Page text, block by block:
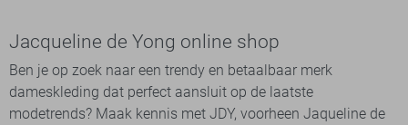
Jacqueline de Yong online shop
Ben je op zoek naar een trendy en betaalbaar merk
dameskleding dat perfect aansluit op de laatste
modetrends? Maak kennis met JDY, voorheen Jaqueline de